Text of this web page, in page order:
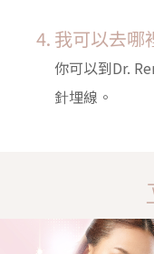
我可以去哪
你可以到Dr.
針埋線。